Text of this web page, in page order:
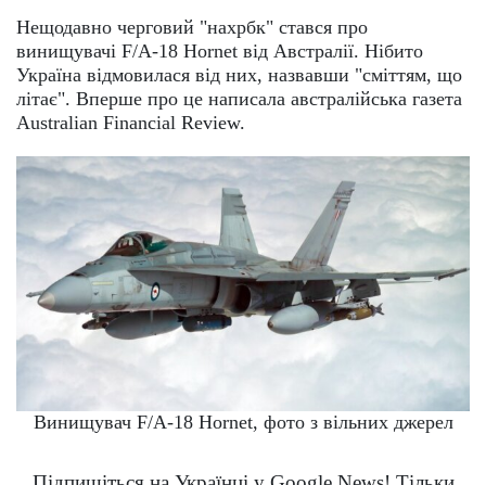
Нещодавно черговий "нахрбк" стався про
винищувачі F/A-18 Hornet від Австралії. Нібито
Україна відмовилася від них, назвавши "сміттям, що
літає". Вперше про це написала австралійська газета
Australian Financial Review.
Винищувач F/A-18 Hornet, фото з вільних джерел